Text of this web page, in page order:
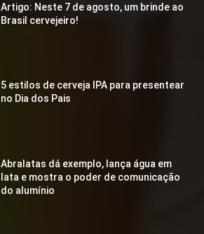
Artigo: Neste 7 de agosto, um brinde ao
Brasil cervejeiro!
5 estilos de cerveja IPA para presentear
no Dia dos Pais
Abralatas dá exemplo, lança água em
lata e mostra o poder de comunicação
do alumínio